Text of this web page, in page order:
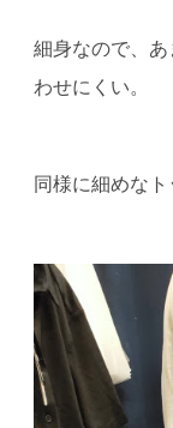
細身なので、
わせにくい。
同様に細めなト